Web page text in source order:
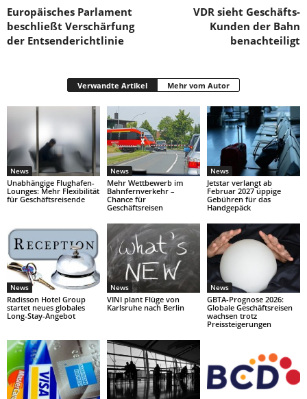
Europäisches Parlament
beschließt Verschärfung
der Entsenderichtlinie
VDR sieht Geschäfts-
Kunden der Bahn
benachteiligt
Verwandte Artikel Mehr vom Autor
News
Unabhängige Flughafen-
Lounges: Mehr Flexibilität
für Geschäftsreisende
News
Mehr Wettbewerb im
Bahnfernverkehr –
Chance für
Geschäftsreisen
News
Jetstar verlangt ab
Februar 2027 üppige
Gebühren für das
Handgepäck
News
Radisson Hotel Group
startet neues globales
Long-Stay-Angebot
News
VINI plant Flüge von
Karlsruhe nach Berlin
News
GBTA-Prognose 2026:
Globale Geschäftsreisen
wachsen trotz
Preissteigerungen